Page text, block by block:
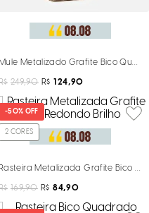
Mule Metalizado Grafite Bico
249,90 R$ 124,90
-50% OFF
2 CORES
Rasteira Metalizada Grafite Bico
169,90 R$ 84,90